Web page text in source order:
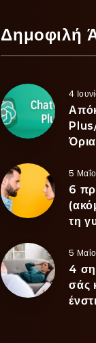
Δημοφιλή
4
Όρια
5
6
τη
5
4
σάς